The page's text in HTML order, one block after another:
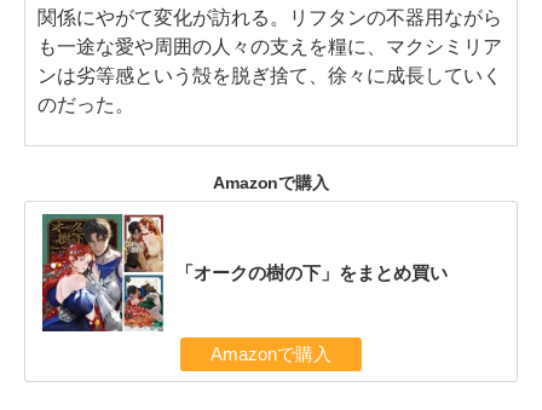
関係にやがて変化が訪れる。リフタンの不器用ながら
も一途な愛や周囲の人々の支えを糧に、マクシミリア
ンは劣等感という殻を脱ぎ捨て、徐々に成長していく
のだった。
Amazonで購入
「オークの樹の下」をまとめ買い
Amazonで購入